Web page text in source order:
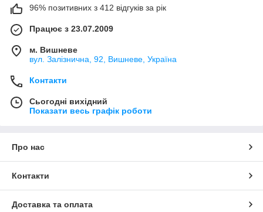
96% позитивних з 412 відгуків за рік
Працює з 23.07.2009
м. Вишневе
вул. Залізнична, 92, Вишневе, Україна
Контакти
Сьогодні вихідний
Показати весь графік роботи
Про нас
Контакти
Доставка та оплата